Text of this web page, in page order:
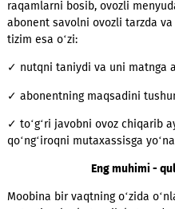
Loyihani ishlab chiqish va
boshlangan. Bu davr ichida
idrokni o‘qitish bo‘yicha
An’anaviy koll-markazga
raqamlarni bosib, ovozli
abonent savolni ovozli
tizim esa o‘zi:
✓ nutqni taniydi va uni
✓ abonentning maqsadini